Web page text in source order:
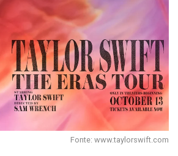
Fonte: www.taylorswift.com